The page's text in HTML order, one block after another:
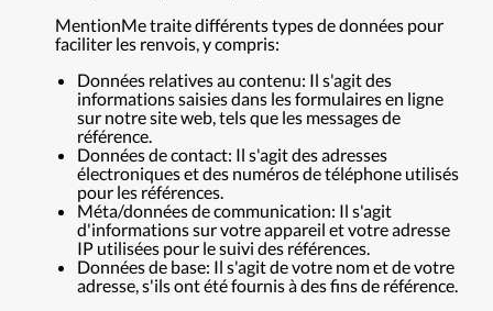
MentionMe traite différents types de données pour
faciliter les renvois, y compris:
Données relatives au contenu: Il s'agit des
informations saisies dans les formulaires en ligne
sur notre site web, tels que les messages de
référence.
Données de contact: Il s'agit des adresses
électroniques et des numéros de téléphone utilisés
pour les références.
Méta/données de communication: Il s'agit
d'informations sur votre appareil et votre adresse
IP utilisées pour le suivi des références.
Données de base: Il s'agit de votre nom et de votre
adresse, s'ils ont été fournis à des fins de référence.